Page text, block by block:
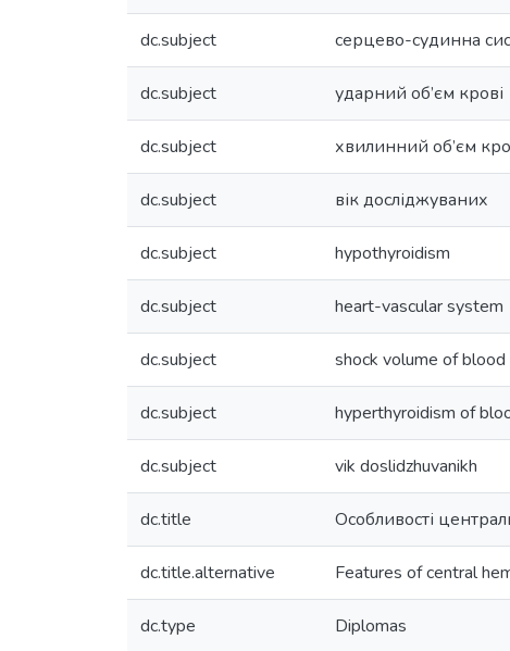
dc.subject серцево-судинна
dc.subject ударний об’єм крові
dc.subject хвилинний об’єм
dc.subject вік досліджуваних
dc.subject hypothyroidism
dc.subject heart-vascular system
dc.subject shock volume of blood
dc.subject hyperthyroidism of
dc.subject vik doslidzhuvanikh
dc.title Особливості
dc.title.alternative Features of central
dc.type Diplomas